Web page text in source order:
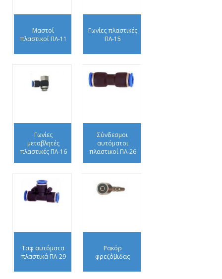
Μαστοί
πλαστικοί ΠΛ-11
Γωνίες πλαστικές
ΠΛ-15
Γωνίες
μεταβλητές
πλαστικές ΠΛ-16
Σύνδεσμοι
αυτόματοι
πλαστικοί ΠΛ-26
Ταφ αυτόματα
πλαστικά ΠΛ-29
Ρακόρ
φρεζόβιδας